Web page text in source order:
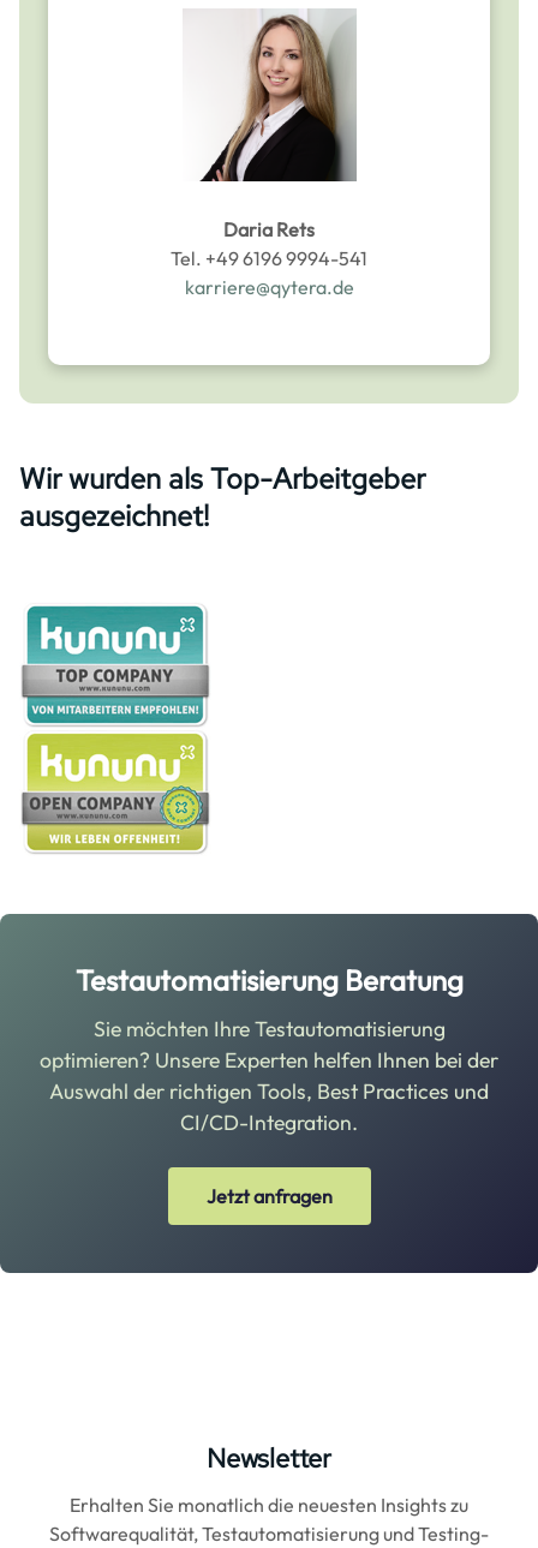
Daria Rets
Tel. +49 6196 9994-541
karriere@qytera.de
Wir wurden als Top-Arbeitgeber
ausgezeichnet!
Image
Image
Testautomatisierung Beratung
Sie möchten Ihre Testautomatisierung
optimieren? Unsere Experten helfen Ihnen bei der
Auswahl der richtigen Tools, Best Practices und
CI/CD-Integration.
Jetzt anfragen
Newsletter
Erhalten Sie monatlich die neuesten Insights zu
Softwarequalität, Testautomatisierung und Testing-